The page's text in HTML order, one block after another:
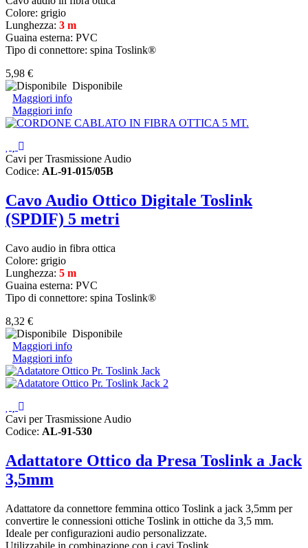
Colore: grigio
Lunghezza: 3 m
Guaina esterna: PVC
Tipo di connettore: spina Toslink®
5,98 €
Disponibile
Maggiori info
Maggiori info
Cavi per Trasmissione Audio
Codice: AL-91-015/05B
Cavo Audio Ottico Digitale Toslink
(SPDIF) 5 metri
Cavo audio in fibra ottica
Colore: grigio
Lunghezza: 5 m
Guaina esterna: PVC
Tipo di connettore: spina Toslink®
8,32 €
Disponibile
Maggiori info
Maggiori info
Cavi per Trasmissione Audio
Codice: AL-91-530
Adattatore Ottico da Presa Toslink a Jack
3,5mm
Adattatore da connettore femmina ottico Toslink a jack 3,5mm per
convertire le connessioni ottiche Toslink in ottiche da 3,5 mm.
Ideale per configurazioni audio personalizzate.
Utilizzabile in combinazione con i cavi Toslink.